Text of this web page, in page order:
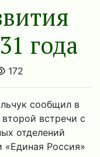
года
172
сообщил в
встречи с
отделений
«Единая Россия»